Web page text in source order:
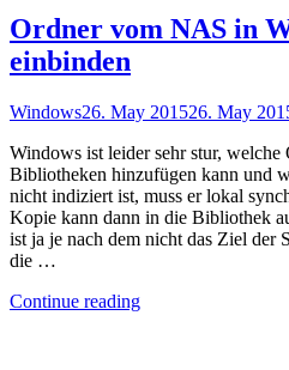
Ordner vom NAS in
einbinden
Windows26. May 201526. May
Windows ist leider sehr stur,
Bibliotheken hinzufügen kann und
nicht indiziert ist, muss er lokal
Kopie kann dann in die Bibliothek
ist ja je nach dem nicht das Ziel der
die …
Continue reading"Ordner